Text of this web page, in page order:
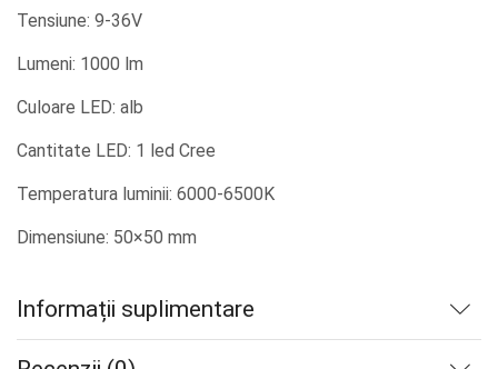
Tensiune: 9-36V
Lumeni: 1000 lm
Culoare LED: alb
Cantitate LED: 1 led Cree
Temperatura luminii: 6000-6500K
Dimensiune: 50×50 mm
Informații suplimentare